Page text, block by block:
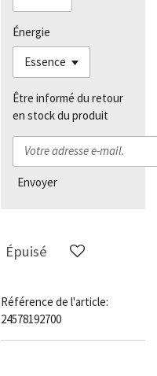
Énergie
Être informé du retour
en stock du produit
Envoyer
Épuisé
Référence de l'article:
24578192700